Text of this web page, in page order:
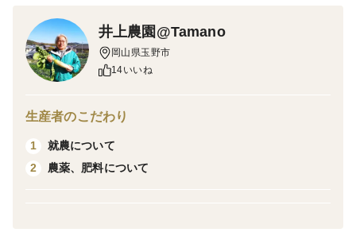
食感： 筋っぽさがなく、トロけるように柔らかい
食味： アクが少なく、ほんのり甘みがある
粘り： 緑のオクラを凌ぐ、驚くほど強烈なネバネバ感
★おすすめの食べ方★
①白オクラのお刺身
生のまま薄くスライスし、鰹節と醤油（またはポン酢）
井上農園@Tamano
岡山県玉野市
14いいね
生産者のこだわり
1
就農について
2
農薬、肥料について